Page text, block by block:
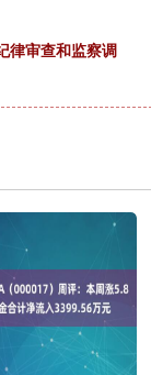
律审查和监察调